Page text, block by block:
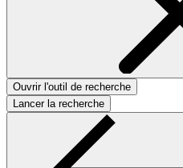
Ouvrir l'outil de recherche
Lancer la recherche